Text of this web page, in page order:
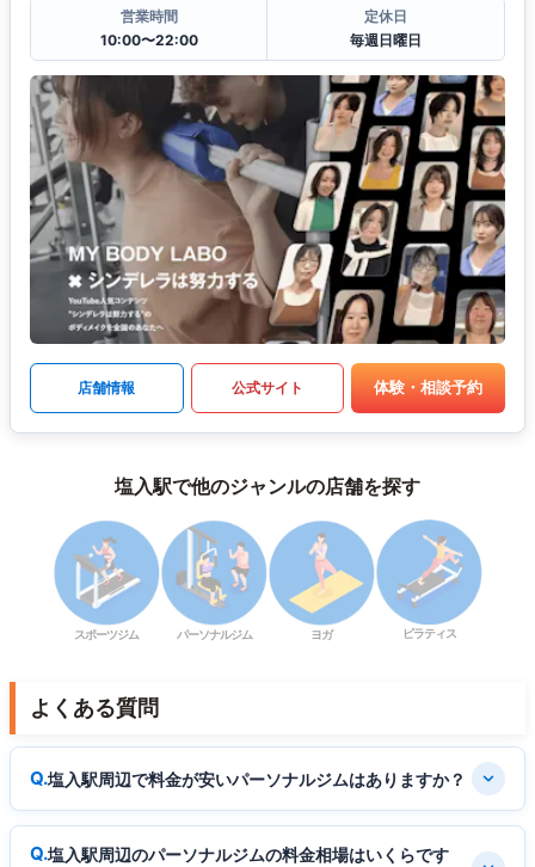
営業時間
10:00〜22:00
定休日
毎週日曜日
店舗情報 公式サイト 体験・相談予約
塩入駅で他のジャンルの店舗を探す
スポーツジム パーソナルジム ヨガ ピラティス
よくある質問
塩入駅周辺で料金が安いパーソナルジムはありますか？
塩入駅周辺のパーソナルジムの料金相場はいくらです